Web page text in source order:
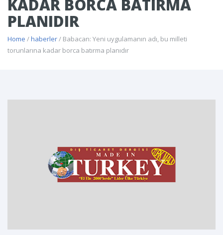
KADAR BORCA BATIRMA
PLANIDIR
Home /haberler/ Babacan: Yeni uygulamanın adı, bu milleti
torunlarına kadar borca batırma planıdır